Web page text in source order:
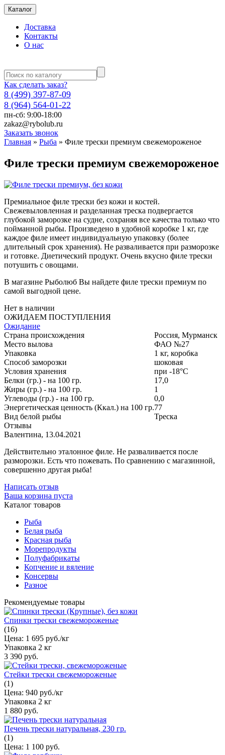
Каталог
Доставка
Контакты
О нас
Как сделать заказ?
8 (499) 397-87-09
8 (964) 564-01-22
пн-сб: 9:00-18:00
zakaz@rybolub.ru
Заказать звонок
Главная » Рыба » Филе трески премиум свежемороженое
Филе трески премиум свежемороженое
Премиальное филе трески без кожи и костей.
Свежевыловленная и разделанная треска подвергается
глубокой заморозке на судне, сохраняя все качества только что
пойманной рыбы. Произведено в удобной коробке 1 кг, где
каждое филе имеет индивидуальную упаковку (более
длительный срок хранения). Не разваливается при разморозке
и готовке. Диетический продукт. Очень вкусно филе трески
потушить с овощами.
В магазине Рыболюб Вы найдете филе трески премиум по
самой выгодной цене.
Нет в наличии
ОЖИДАЕМ ПОСТУПЛЕНИЯ
Ожидание
Страна происхождения
Россия, Мурманск
Место вылова
ФАО №27
Упаковка
1 кг, коробка
Способ заморозки
шоковая
Условия хранения
при -18°С
Белки (гр.) - на 100 гр.
17,0
Жиры (гр.) - на 100 гр.
1
Углеводы (гр.) - на 100 гр.
0,0
Энергетическая ценность (Ккал.) на 100 гр.77
Вид белой рыбы
Треска
Отзывы
Валентина, 13.04.2021
Действительно эталонное филе. Не разваливается после
разморозки. Есть что пожевать. По сравнению с магазинной,
совершенно другая рыба!
Написать отзыв
Ваша корзина пуста
Каталог товаров
Рыба
Белая рыба
Красная рыба
Морепродукты
Полуфабрикаты
Копчение и вяление
Консервы
Разное
Рекомендуемые товары
Спинки трески свежемороженые
(16)
Цена: 1 695 руб./кг
Упаковка 2 кг
3 390 руб.
Стейки трески свежемороженые
(1)
Цена: 940 руб./кг
Упаковка 2 кг
1 880 руб.
Печень трески натуральная, 230 гр.
(1)
Цена: 1 100 руб.